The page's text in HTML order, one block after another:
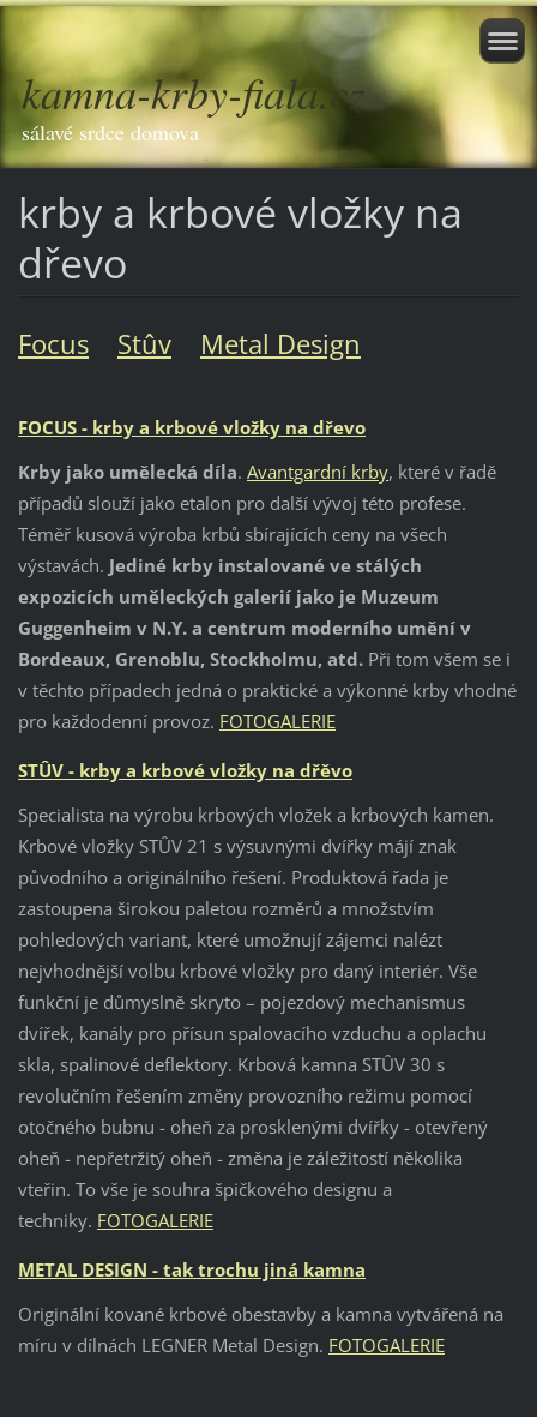
kamna-krby-fiala.cz
sálavé srdce domova
krby a krbové vložky na
dřevo
Focus Stûv Metal Design
FOCUS - krby a krbové vložky na dřevo
Krby jako umělecká díla. Avantgardní krby, které v řadě
případů slouží jako etalon pro další vývoj této profese.
Téměř kusová výroba krbů sbírajících ceny na všech
výstavách. Jediné krby instalované ve stálých
expozicích uměleckých galerií jako je Muzeum
Guggenheim v N.Y. a centrum moderního umění v
Bordeaux, Grenoblu, Stockholmu, atd.Při tom všem se i
v těchto případech jedná o praktické a výkonné krby vhodné
pro každodenní provoz. FOTOGALERIE
STÛV - krby a krbové vložky na dřěvo
Specialista na výrobu krbových vložek a krbových kamen.
Krbové vložky STÛV 21 s výsuvnými dvířky májí znak
původního a originálního řešení. Produktová řada je
zastoupena širokou paletou rozměrů a množstvím
pohledových variant, které umožnují zájemci nalézt
nejvhodnější volbu krbové vložky pro daný interiér. Vše
funkční je důmyslně skryto – pojezdový mechanismus
dvířek, kanály pro přísun spalovacího vzduchu a oplachu
skla, spalinové deflektory. Krbová kamna STÛV 30 s
revolučním řešením změny provozního režimu pomocí
otočného bubnu - oheň za prosklenými dvířky - otevřený
oheň - nepřetržitý oheň - změna je záležitostí několika
vteřin. To vše je souhra špičkového designu a
techniky. FOTOGALERIE
METAL DESIGN - tak trochu jiná kamna
Originální kované krbové obestavby a kamna vytvářená na
míru v dílnách LEGNER Metal Design. FOTOGALERIE